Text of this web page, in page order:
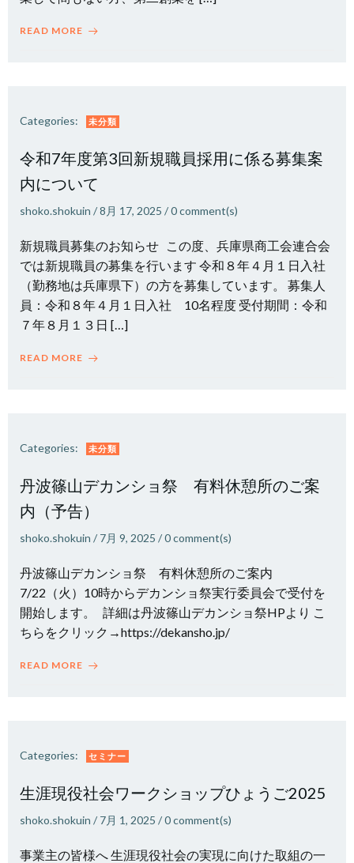
READ MORE
Categories: 未分類
令和7年度第3回新規職員採用に係る募集案
内について
shoko.shokuin /8月 17, 2025 /0comment(s)
新規職員募集のお知らせ この度、兵庫県商工会連合会
では新規職員の募集を行います 令和８年４月１日入社
（勤務地は兵庫県下）の方を募集しています。 募集人
員：令和８年４月１日入社 10名程度 受付期間：令和
７年８月１３日 […]
READ MORE
Categories: 未分類
丹波篠山デカンショ祭 有料休憩所のご案
内（予告）
shoko.shokuin / 7月 9, 2025 /0comment(s)
丹波篠山デカンショ祭 有料休憩所のご案内
7/22（火）10時からデカンショ祭実行委員会で受付を
開始します。 詳細は丹波篠山デカンショ祭HPより こ
ちらをクリック→https://dekansho.jp/
READ MORE
Categories: セミナー
生涯現役社会ワークショップひょうご2025
shoko.shokuin / 7月 1, 2025 /0comment(s)
事業主の皆様へ 生涯現役社会の実現に向けた取組の一